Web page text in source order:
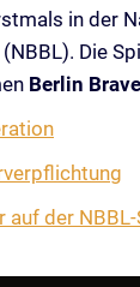
in der
Die
Berlin
auf der